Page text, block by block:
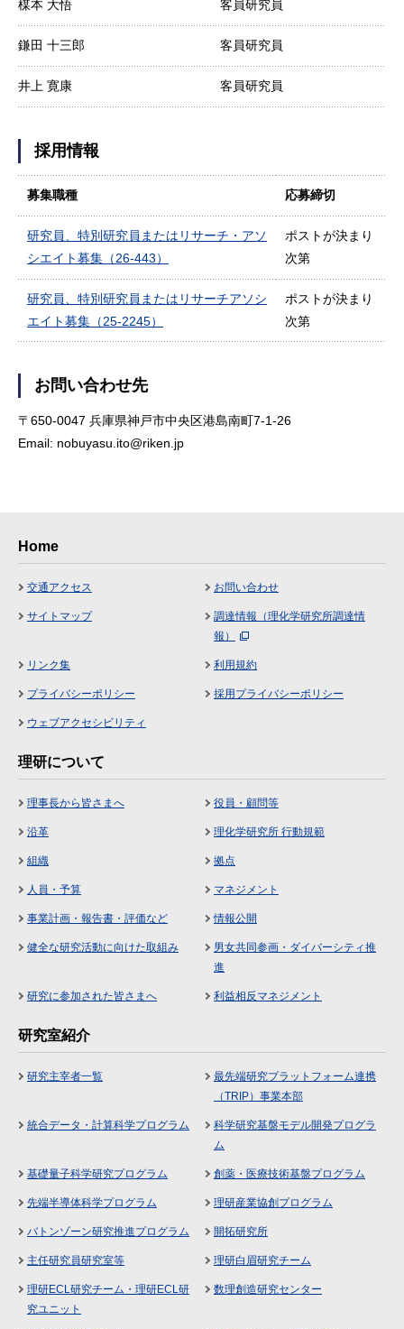
楳本 大悟 客員研究員
鎌田 十三郎 客員研究員
井上 寛康 客員研究員
採用情報
募集職種 応募締切
研究員、特別研究員またはリサーチ・アソ
シエイト募集（26-443）
ポストが決まり
次第
研究員、特別研究員またはリサーチアソシ
エイト募集（25-2245）
ポストが決まり
次第
お問い合わせ先
〒650-0047 兵庫県神戸市中央区港島南町7-1-26
Email: nobuyasu.ito@riken.jp
Home
交通アクセス お問い合わせ
サイトマップ
調達情報（理化学研究所調達情
報）
リンク集 利用規約
プライバシーポリシー 採用プライバシーポリシー
ウェブアクセシビリティ
理研について
理事長から皆さまへ 役員・顧問等
沿革 理化学研究所 行動規範
組織 拠点
人員・予算 マネジメント
事業計画・報告書・評価など 情報公開
健全な研究活動に向けた取組み
男女共同参画・ダイバーシティ推
進
研究に参加された皆さまへ 利益相反マネジメント
研究室紹介
研究主宰者一覧
最先端研究プラットフォーム連携
（TRIP）事業本部
統合データ・計算科学プログラム
科学研究基盤モデル開発プログラ
ム
基礎量子科学研究プログラム 創薬・医療技術基盤プログラム
先端半導体科学プログラム 理研産業協創プログラム
バトンゾーン研究推進プログラム 開拓研究所
主任研究員研究室等 理研白眉研究チーム
理研ECL研究チーム・理研ECL研
究ユニット
数理創造研究センター